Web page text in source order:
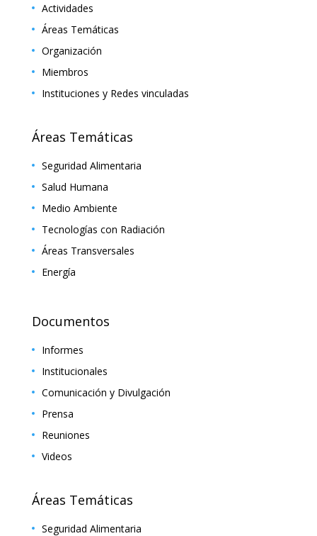
Actividades
Áreas Temáticas
Organización
Miembros
Instituciones y Redes vinculadas
Áreas Temáticas
Seguridad Alimentaria
Salud Humana
Medio Ambiente
Tecnologías con Radiación
Áreas Transversales
Energía
Documentos
Informes
Institucionales
Comunicación y Divulgación
Prensa
Reuniones
Videos
Áreas Temáticas
Seguridad Alimentaria